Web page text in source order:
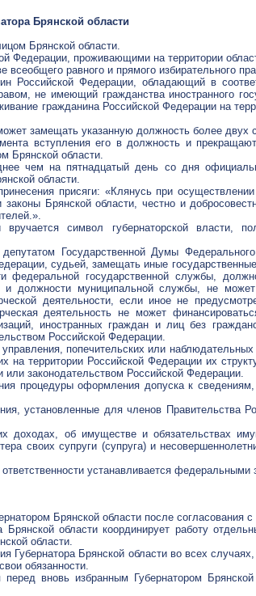
Брянской области
Брянской области.
Федерации, проживающими на территории
равного и прямого избирательного
Российской Федерации, обладающий в
не имеющий гражданства иностранного
гражданина Российской Федерации на
замещать указанную должность более двух
вступления его в должность и
Брянской области.
чем на пятнадцатый день со дня
области.
присяги: «Клянусь при
Брянской области, честно и
символ губернаторской власти,
Государственной Думы
судьей, замещать иные
государственной службы,
должности муниципальной службы, не может
деятельности, если иное не
деятельность не может
иностранных граждан и лиц без
Российской Федерации.
попечительских или
на территории Российской Федерации их
законодательством Российской Федерации.
процедуры оформления допуска к
установленные для членов Правительства
доходах, об имуществе и обязательствах
своих супруги (супруга) и
устанавливается федеральными
Брянской области после согласования
области координирует работу
области.
Губернатора Брянской области во всех
обязанности.
вновь избранным Губернатором